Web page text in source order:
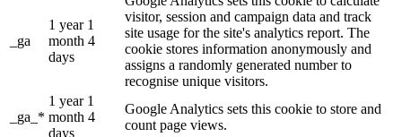
_ga
1 year 1
month 4
days
visitor, session and campaign data and track
site usage for the site's analytics report. The
cookie stores information anonymously and
assigns a randomly generated number to
recognise unique visitors.
_ga_*
1 year 1
month 4
days
Google Analytics sets this cookie to store and
count page views.